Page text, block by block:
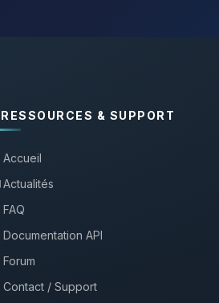
RESSOURCES & SUPPORT
Accueil
Actualités
FAQ
Documentation API
Forum
Contact / Support